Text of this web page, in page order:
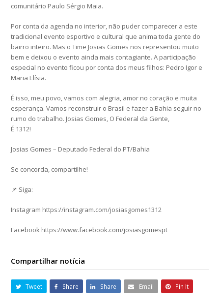
comunitário Paulo Sérgio Maia.
Por conta da agenda no interior, não puder comparecer a este
tradicional evento esportivo e cultural que anima toda gente do
bairro inteiro. Mas o Time Josias Gomes nos representou muito
bem e deixou o evento ainda mais contagiante. A participação
especial no evento ficou por conta dos meus filhos: Pedro Igor e
Maria Elísia.
É isso, meu povo, vamos com alegria, amor no coração e muita
esperança. Vamos reconstruir o Brasil e fazer a Bahia seguir no
rumo do trabalho. Josias Gomes, O Federal da Gente,
É 1312!
Josias Gomes – Deputado Federal do PT/Bahia
Se concorda, compartilhe!
📌 Siga:
Instagram https://instagram.com/josiasgomes1312
Facebook https://www.facebook.com/josiasgomespt
Compartilhar notícia
Tweet Share Share Email Pin It